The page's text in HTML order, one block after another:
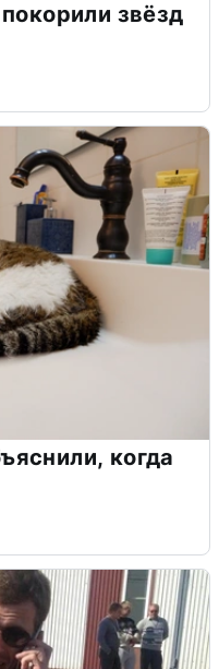
звёзд
когда